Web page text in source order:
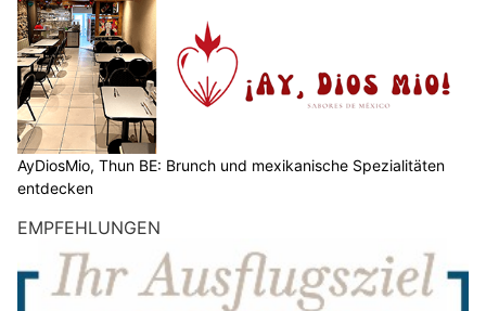
AyDiosMio, Thun BE: Brunch und mexikanische Spezialitäten
entdecken
EMPFEHLUNGEN